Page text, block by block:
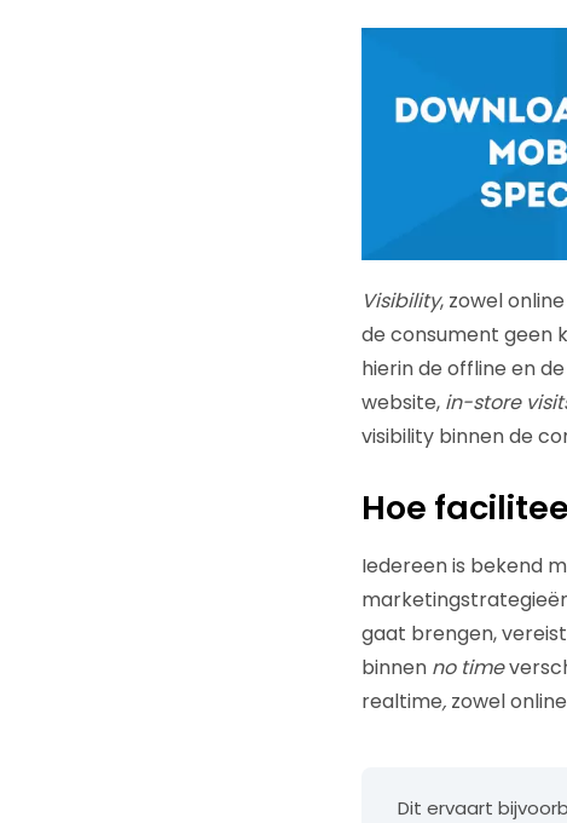
Visibility, zowel
de consument geen
hierin de offline en
website, in-store
visibility binnen de
Hoe
Iedereen is bekend
gaat brengen,
binnen no time
realtime, zowel
Dit ervaart